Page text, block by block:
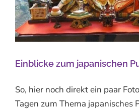
Einblicke zum japanischen
So, hier noch direkt ein paar
Tagen zum Thema japanisches